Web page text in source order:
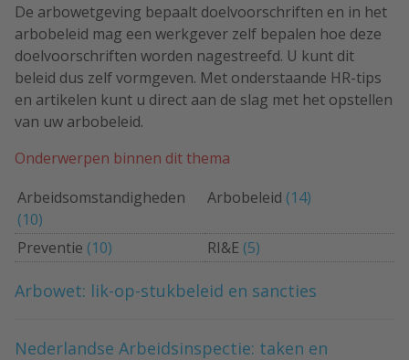
De arbowetgeving bepaalt doelvoorschriften en in het
arbobeleid mag een werkgever zelf bepalen hoe deze
doelvoorschriften worden nagestreefd. U kunt dit
beleid dus zelf vormgeven. Met onderstaande HR-tips
en artikelen kunt u direct aan de slag met het opstellen
van uw arbobeleid.
Onderwerpen binnen dit thema
Arbeidsomstandigheden
(10)
Arbobeleid (14)
Preventie (10) RI&E (5)
Arbowet: lik-op-stukbeleid en sancties
Nederlandse Arbeidsinspectie: taken en